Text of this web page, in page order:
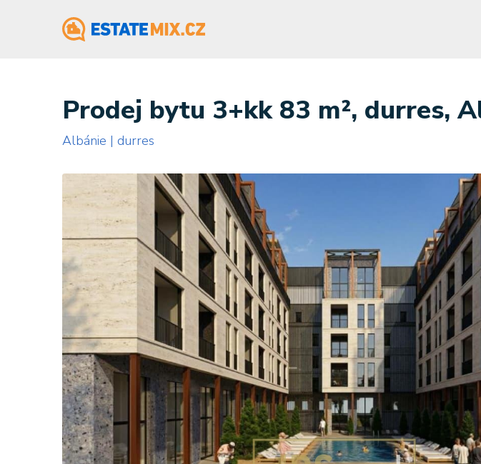
Prodej bytu 3+kk 83 m², durres,
Albánie | durres